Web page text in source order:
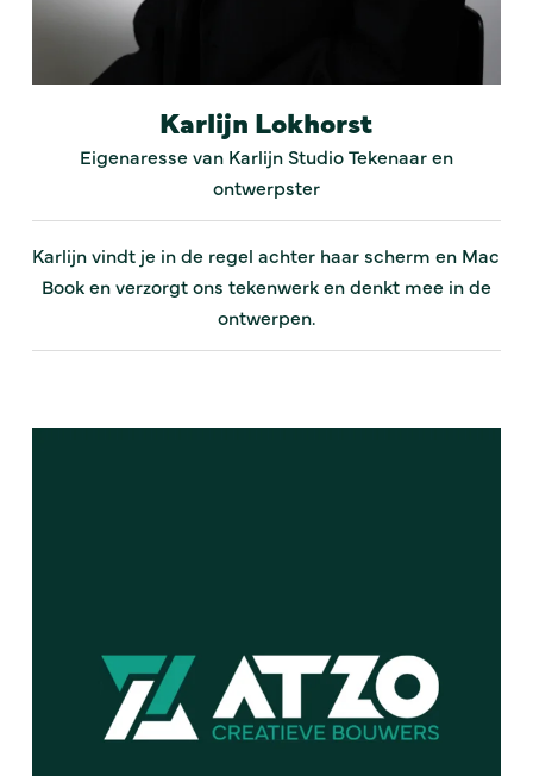
Karlijn Lokhorst
Eigenaresse van Karlijn Studio Tekenaar en
ontwerpster
Karlijn vindt je in de regel achter haar scherm en Mac
Book en verzorgt ons tekenwerk en denkt mee in de
ontwerpen.